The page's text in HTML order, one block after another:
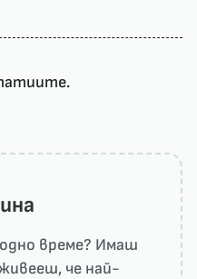
време? Имаш
че най-